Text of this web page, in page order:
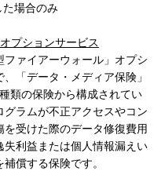
場合のみ
プションサービス
ァイアーウォール」オプシ
「データ・メディア保険」
類の保険から構成されてい
ラムが不正アクセスやコン
受けた際のデータ修復費用
失利益または個人情報漏えい
償する保険です。